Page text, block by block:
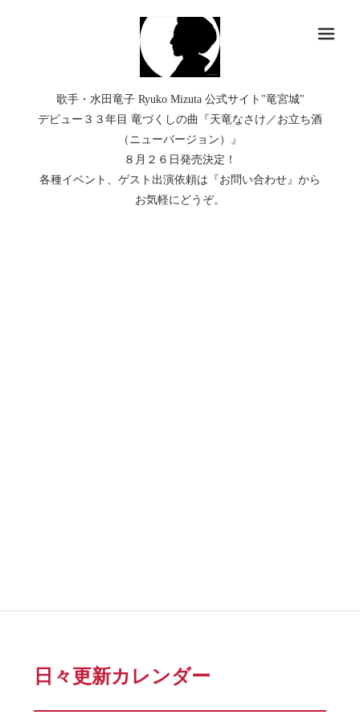
歌手・水田竜子 Ryuko Mizuta 公式サイト"竜宮城"
デビュー３３年目 竜づくしの曲『天竜なさけ／お立ち酒
（ニューバージョン）』
８月２６日発売決定！
各種イベント、ゲスト出演依頼は『お問い合わせ』から
お気軽にどうぞ。
日々更新カレンダー